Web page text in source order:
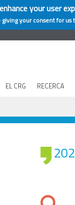
your user
your consent for us
EL CRG RECERCA